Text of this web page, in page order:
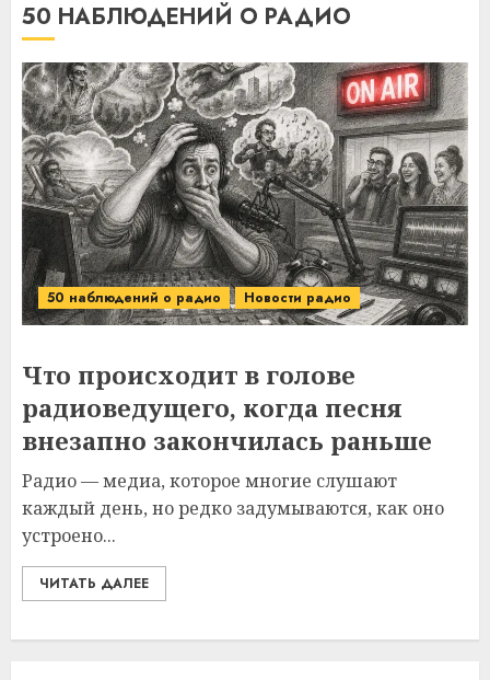
50 НАБЛЮДЕНИЙ О РАДИО
50 наблюдений о радио Новости радио
Что происходит в голове
радиоведущего, когда песня
внезапно закончилась раньше
Радио — медиа, которое многие слушают
каждый день, но редко задумываются, как оно
устроено...
ЧИТАТЬ ДАЛЕЕ